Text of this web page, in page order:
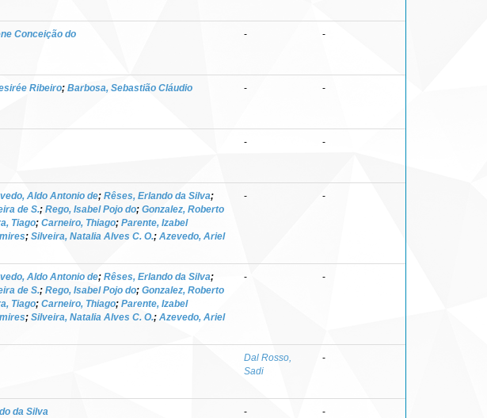
Conceição do - -
Ribeiro; Barbosa, Sebastião Cláudio - -
- -
Aldo Antonio de; Rêses, Erlando da Silva;
de S.; Rego, Isabel Pojo do; Gonzalez, Roberto
Tiago; Carneiro, Thiago; Parente, Izabel
; Silveira, Natalia Alves C. O.; Azevedo, Ariel
- -
Aldo Antonio de; Rêses, Erlando da Silva;
de S.; Rego, Isabel Pojo do; Gonzalez, Roberto
Tiago; Carneiro, Thiago; Parente, Izabel
; Silveira, Natalia Alves C. O.; Azevedo, Ariel
- -
Dal Rosso,
Sadi
-
da Silva - -